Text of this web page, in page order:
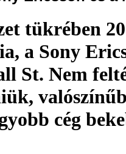
tükrében
a Sony
St. Nem
cég